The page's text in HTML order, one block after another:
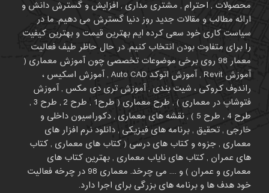
محصولات , احترام , مشتری مداری , افزایش و گسترش دانش و
ارائه مطالب و مقالات جدید روز دنیا گسترش می دهیم. ما در
سیاست کاری خود سعی کرده ایم بهترین قیمت و بهترین کیفیت
را برای متفاوت بودن انتخاب کنیم. در حال حاظر طیف فعالیت
معمار 98 روی برخی موضوعات تخصصی چون آموزش معماری (
آموزش Revit , آموزش اتوکد Auto CAD , آموزش اسکیس ،
راندوف کروکی ، شیت بندی , آموزش تری دی مکس , آموزش
فتوشاپ در معماری ) , طرح معماری ( طرح1 , طرح 2 , طرح 3 ,
طرح 4 , طرح 5 ) , نقشه های معماری , دکوراسیون داخلی و
خارجی , تحقیق , برنامه های فیزیکی , دانلود نرم افزار های
معماری , جزوه و کتاب های درسی ( کتاب های معماری , کتاب
های عمران , کتاب های نایاب معماری , بهترین کتاب های
معماری و عمران ) و .... می چرخد. معماری 98 در چرخه فعالیت
خود هدف ها و برنامه های بزرگی برای اجرا دارد.